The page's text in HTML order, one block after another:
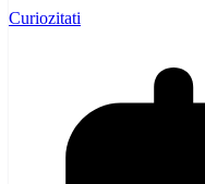
Curiozitati